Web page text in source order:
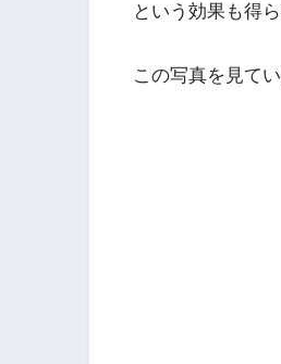
という効果も得
この写真を見て